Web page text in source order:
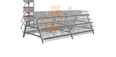
8111199996